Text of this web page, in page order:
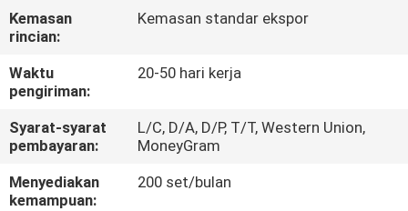
HUBUNGI
KAMI
BERITA
LARUTAN
Kemasan
rincian:
Kemasan standar ekspor
Waktu
pengiriman:
20-50 hari kerja
Syarat-syarat
pembayaran:
L/C, D/A, D/P, T/T, Western Union,
MoneyGram
Menyediakan
kemampuan:
200 set/bulan